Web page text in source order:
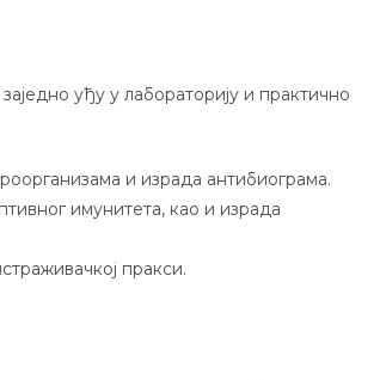
уђу у лабораторију и практично
и израда антибиограма.
имунитета, као и израда
пракси.